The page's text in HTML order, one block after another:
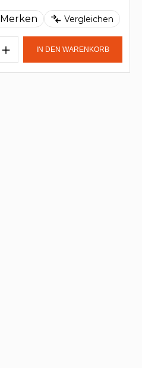
Merken Vergleichen
IN DEN WARENKORB